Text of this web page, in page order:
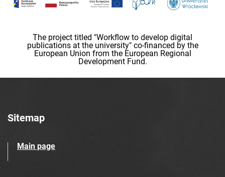
The project titled "Workflow to develop digital
publications at the university" co-financed by the
European Union from the European Regional
Development Fund.
Sitemap
Main page